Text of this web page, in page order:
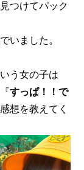
つけてパック
いました。
う女の子は
すっぱ！！で
想を教えてく